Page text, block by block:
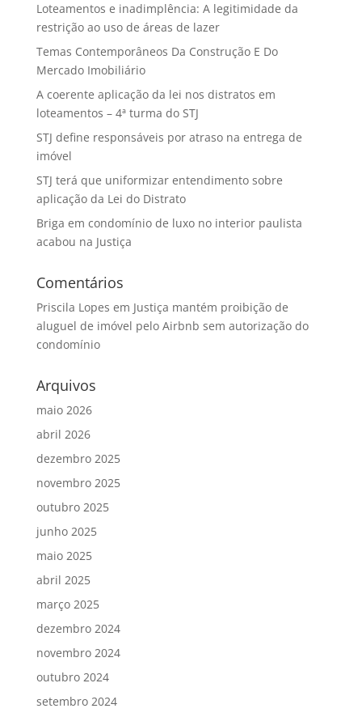
Loteamentos e inadimplência: A legitimidade da
restrição ao uso de áreas de lazer
Temas Contemporâneos Da Construção E Do
Mercado Imobiliário
A coerente aplicação da lei nos distratos em
loteamentos – 4ª turma do STJ
STJ define responsáveis por atraso na entrega de
imóvel
STJ terá que uniformizar entendimento sobre
aplicação da Lei do Distrato
Briga em condomínio de luxo no interior paulista
acabou na Justiça
Comentários
Priscila Lopes em Justiça mantém proibição de
aluguel de imóvel pelo Airbnb sem autorização do
condomínio
Arquivos
maio 2026
abril 2026
dezembro 2025
novembro 2025
outubro 2025
junho 2025
maio 2025
abril 2025
março 2025
dezembro 2024
novembro 2024
outubro 2024
setembro 2024